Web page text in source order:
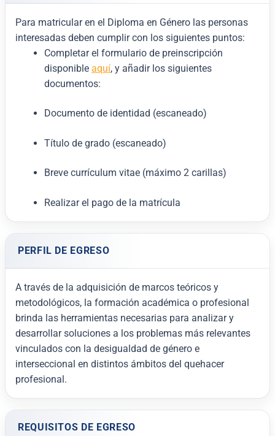
Para matricular en el Diploma en Género las personas
interesadas deben cumplir con los siguientes puntos:
Completar el formulario de preinscripción
disponibleaquí, y añadir los siguientes
documentos:
Documento de identidad (escaneado)
Título de grado (escaneado)
Breve currículum vitae (máximo 2 carillas)
Realizar el pago de la matrícula
PERFIL DE EGRESO
A través de la adquisición de marcos teóricos y
metodológicos, la formación académica o profesional
brinda las herramientas necesarias para analizar y
desarrollar soluciones a los problemas más relevantes
vinculados con la desigualdad de género e
interseccional en distintos ámbitos del quehacer
profesional.
REQUISITOS DE EGRESO